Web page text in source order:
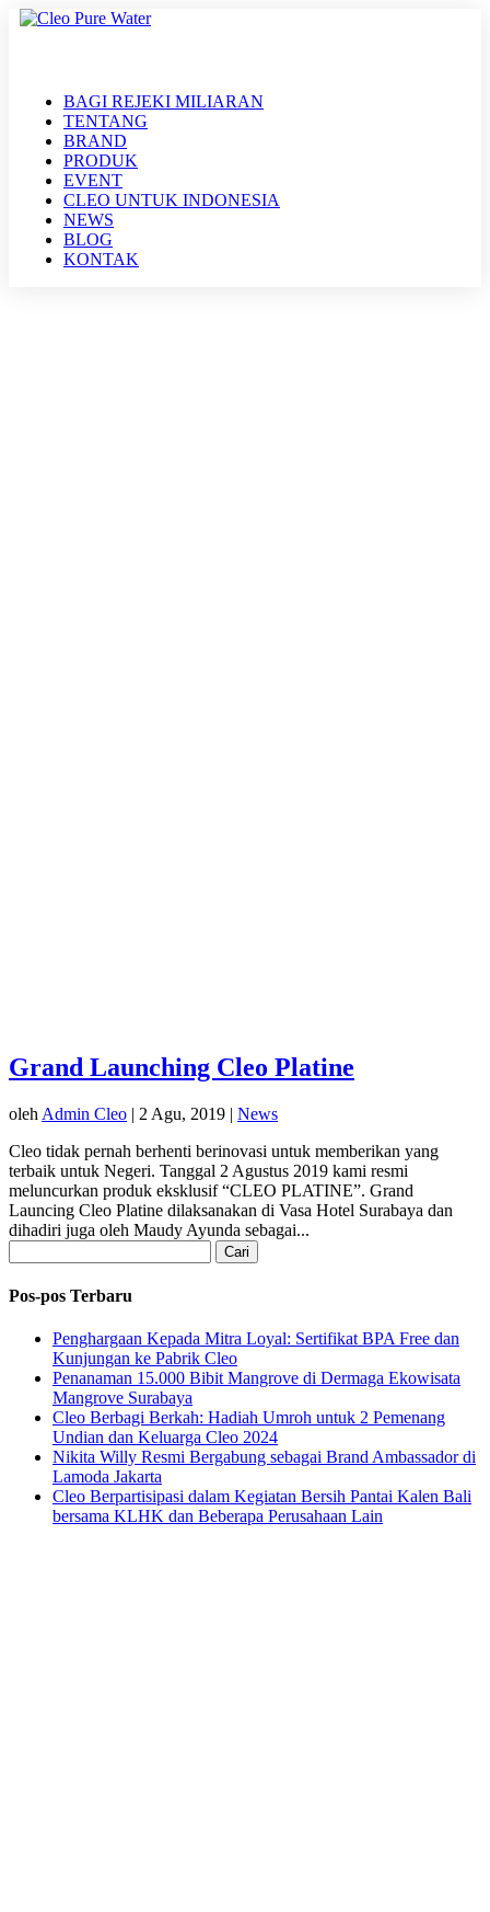
BAGI REJEKI MILIARAN
TENTANG
BRAND
PRODUK
EVENT
CLEO UNTUK INDONESIA
NEWS
BLOG
KONTAK
Grand Launching Cleo Platine
oleh Admin Cleo | 2 Agu, 2019 | News
Cleo tidak pernah berhenti berinovasi untuk memberikan yang
terbaik untuk Negeri. Tanggal 2 Agustus 2019 kami resmi
meluncurkan produk eksklusif “CLEO PLATINE”. Grand
Launcing Cleo Platine dilaksanakan di Vasa Hotel Surabaya dan
dihadiri juga oleh Maudy Ayunda sebagai...
untuk:
Pos-pos Terbaru
Penghargaan Kepada Mitra Loyal: Sertifikat BPA Free dan
Kunjungan ke Pabrik Cleo
Penanaman 15.000 Bibit Mangrove di Dermaga Ekowisata
Mangrove Surabaya
Cleo Berbagi Berkah: Hadiah Umroh untuk 2 Pemenang
Undian dan Keluarga Cleo 2024
Nikita Willy Resmi Bergabung sebagai Brand Ambassador di
Lamoda Jakarta
Cleo Berpartisipasi dalam Kegiatan Bersih Pantai Kalen Bali
bersama KLHK dan Beberapa Perusahaan Lain